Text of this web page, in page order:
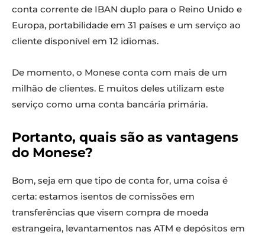
conta corrente de IBAN duplo para o Reino Unido e
Europa, portabilidade em 31 países e um serviço ao
cliente disponível em 12 idiomas.
De momento, o Monese conta com mais de um
milhão de clientes. E muitos deles utilizam este
serviço como uma conta bancária primária.
Portanto, quais são as vantagens
do Monese?
Bom, seja em que tipo de conta for, uma coisa é
certa: estamos isentos de comissões em
transferências que visem compra de moeda
estrangeira, levantamentos nas ATM e depósitos em